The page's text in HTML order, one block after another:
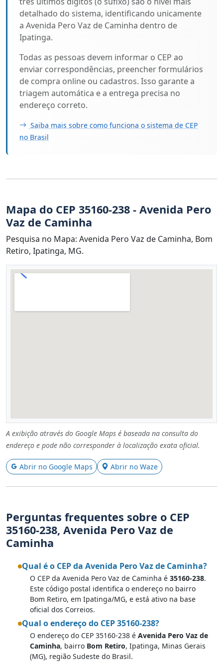
detalhado do sistema, identificando unicamente
a Avenida Pero Vaz de Caminha dentro de
Ipatinga.
Todas as pessoas devem informar o CEP ao
enviar correspondências, preencher formulários
de compra online ou cadastros. Isso garante a
triagem automática e a entrega precisa no
endereço correto.
Saiba mais sobre como funciona o sistema de CEP
no Brasil
Mapa do CEP 35160-238 - Avenida Pero
Vaz de Caminha
Pesquisa no Mapa: Avenida Pero Vaz de Caminha, Bom
Retiro, Ipatinga, MG.
A exibição através do Google Maps é baseada na consulta do
endereço e pode não corresponder à localização exata oficial.
Abrir no Google Maps Abrir no Waze
Perguntas frequentes sobre o CEP
35160-238, Avenida Pero Vaz de
Caminha
Qual é o CEP da Avenida Pero Vaz de Caminha?
O CEP da Avenida Pero Vaz de Caminha é 35160-238.
Este código postal identifica o endereço no bairro
Bom Retiro, em Ipatinga/MG, e está ativo na base
oficial dos Correios.
Qual o endereço do CEP 35160-238?
O endereço do CEP 35160-238 é Avenida Pero Vaz de
Caminha, bairro Bom Retiro, Ipatinga, Minas Gerais
(MG), região Sudeste do Brasil.